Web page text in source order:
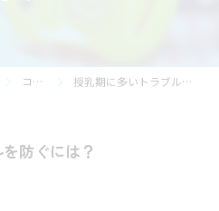
コラム 授乳期に多いトラブルを防ぐには？
防ぐには？